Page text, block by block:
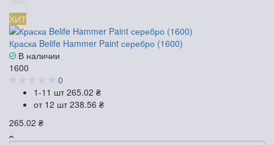
ХИТ
Краска Belife Hammer Paint серебро (1600)
В наличии
1600
0
1-11 шт265.02 ₴
от 12 шт238.56 ₴
265.02 ₴